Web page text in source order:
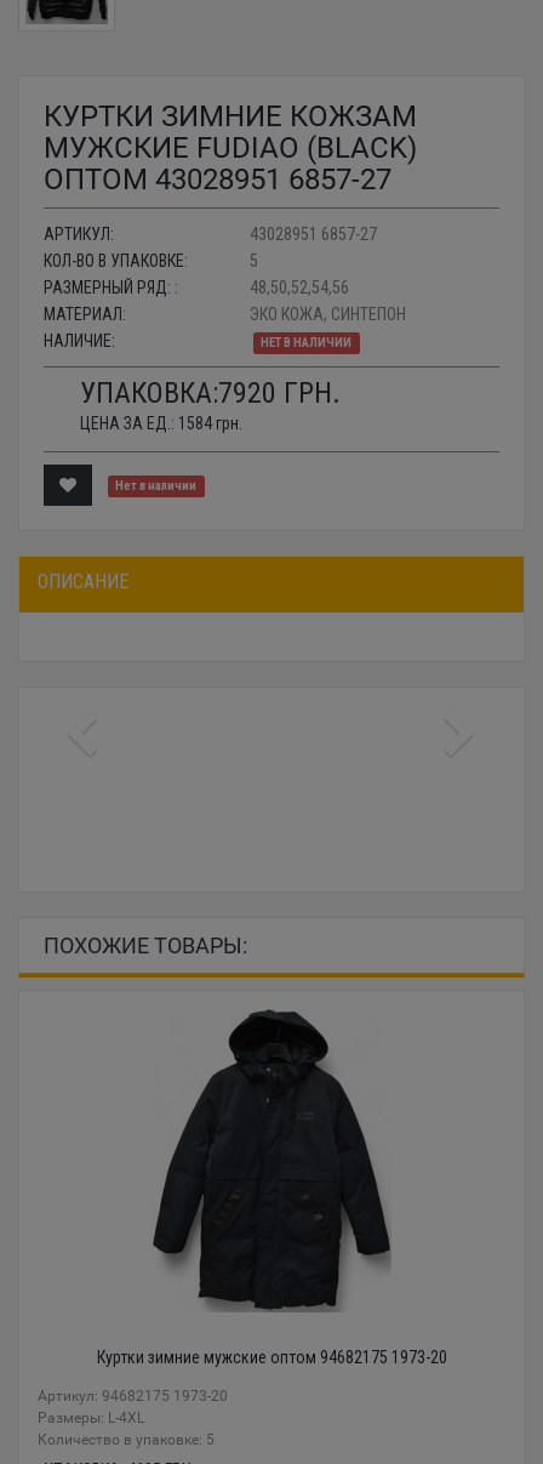
КУРТКИ ЗИМНИЕ КОЖЗАМ
МУЖСКИЕ FUDIAO (BLACK)
ОПТОМ 43028951 6857-27
АРТИКУЛ:
43028951 6857-27
КОЛ-ВО В УПАКОВКЕ:
5
РАЗМЕРНЫЙ РЯД: :
48,50,52,54,56
МАТЕРИАЛ:
ЭКО КОЖА, СИНТЕПОН
НАЛИЧИЕ:
НЕТ В НАЛИЧИИ
УПАКОВКА:7920 ГРН.
ЦЕНА ЗА ЕД.: 1584 грн.
Нет в наличии
ОПИСАНИЕ
ПОХОЖИЕ ТОВАРЫ:
Куртки зимние мужские оптом 94682175 1973-20
Артикул: 94682175 1973-20
Размеры: L-4XL
Количество в упаковке: 5